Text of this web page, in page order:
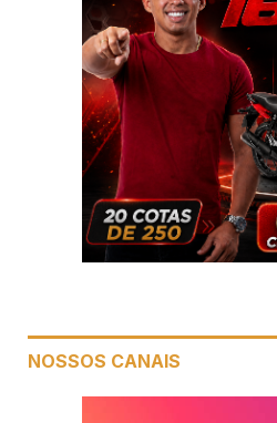
NOSSOS CANAIS